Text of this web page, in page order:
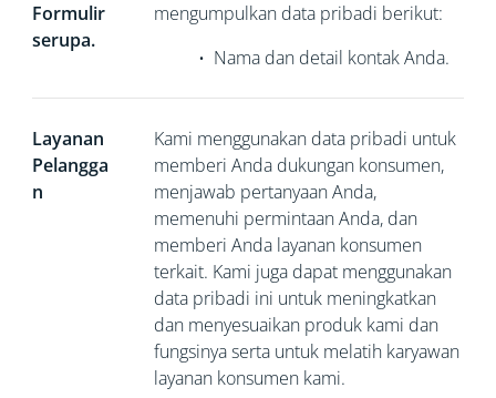
Formulir
serupa.
mengumpulkan data pribadi berikut:
• Nama dan detail kontak Anda.
Layanan
Pelangga
n
Kami menggunakan data pribadi untuk
memberi Anda dukungan konsumen,
menjawab pertanyaan Anda,
memenuhi permintaan Anda, dan
memberi Anda layanan konsumen
terkait. Kami juga dapat menggunakan
data pribadi ini untuk meningkatkan
dan menyesuaikan produk kami dan
fungsinya serta untuk melatih karyawan
layanan konsumen kami.